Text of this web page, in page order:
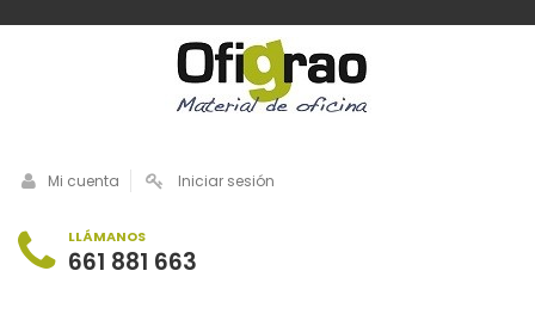
Mi cuenta Iniciar sesión
LLÁMANOS
661 881 663